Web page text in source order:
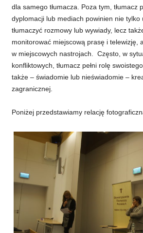
dla samego tłumacza. Poza tym, tłumacz
dyplomacji lub mediach powinien nie tylko
tłumaczyć rozmowy lub wywiady, lecz
monitorować miejscową prasę i telewizję,
w miejscowych nastrojach. Często, w
konfliktowych, tłumacz pełni rolę
także – świadomie lub nieświadomie –
zagranicznej.
Poniżej przedstawiamy relację